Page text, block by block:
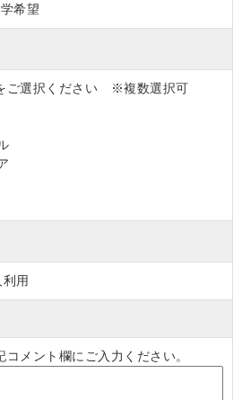
希望
ご選択ください ※複数選択可
用
メント欄にご入力ください。